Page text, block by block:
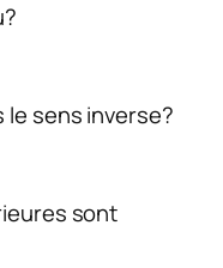
le sens inverse?
sont